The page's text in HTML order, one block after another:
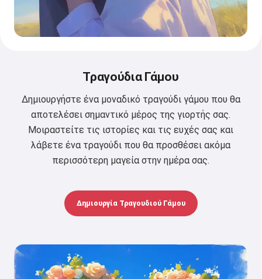
Τραγούδια Γάμου
Δημιουργήστε ένα μοναδικό τραγούδι γάμου που θα
αποτελέσει σημαντικό μέρος της γιορτής σας.
Μοιραστείτε τις ιστορίες και τις ευχές σας και
λάβετε ένα τραγούδι που θα προσθέσει ακόμα
περισσότερη μαγεία στην ημέρα σας.
Δημιουργία Τραγουδιού Γάμου